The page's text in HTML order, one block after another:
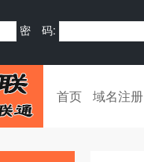
密 码:
首页 域名注册